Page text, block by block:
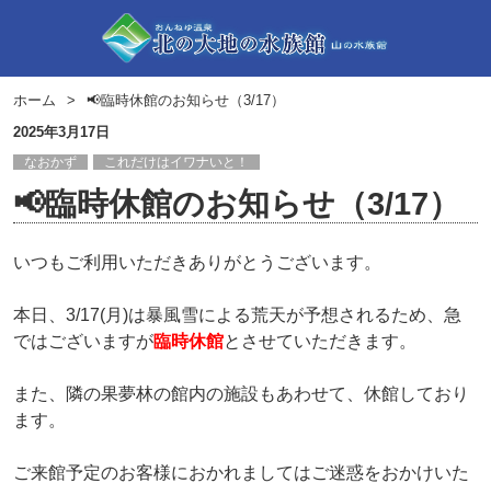
ホーム
📢臨時休館のお知らせ（3/17）
2025年3月17日
なおかず これだけはイワナいと！
📢臨時休館のお知らせ（3/17）
いつもご利用いただきありがとうございます。
本日、3/17(月)は暴風雪による荒天が予想されるため、急
ではございますが臨時休館とさせていただきます。
また、隣の果夢林の館内の施設もあわせて、休館しており
ます。
ご来館予定のお客様におかれましてはご迷惑をおかけいた